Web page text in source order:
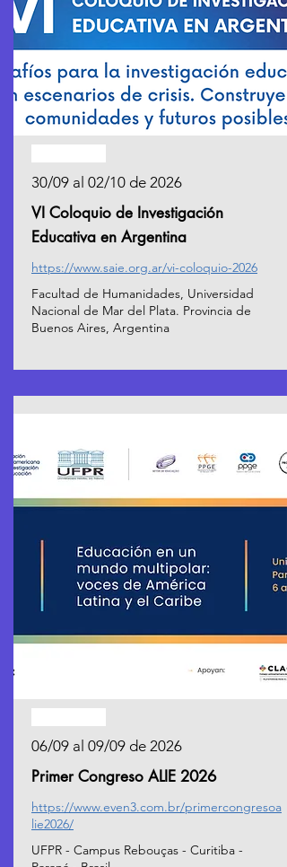
30/09 al 02/10 de 2026
VI Coloquio de Investigación
Educativa en Argentina
https://www.saie.org.ar/vi-coloquio-2026
Facultad de Humanidades, Universidad
Nacional de Mar del Plata. Provincia de
Buenos Aires, Argentina
06/09 al 09/09 de 2026
Primer Congreso ALIE 2026
https://www.even3.com.br/primercongresoa
lie2026/
UFPR - Campus Rebouças - Curitiba -